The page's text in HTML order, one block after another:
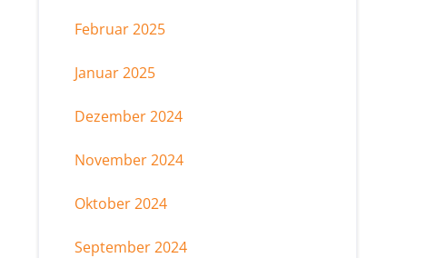
Februar 2025
Januar 2025
Dezember 2024
November 2024
Oktober 2024
September 2024